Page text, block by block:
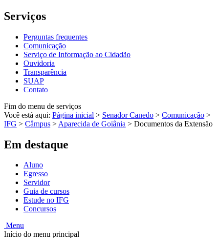
Serviços
Perguntas frequentes
Comunicação
Serviço de Informação ao Cidadão
Ouvidoria
Transparência
SUAP
Contato
Fim do menu de serviços
Você está aqui: Página inicial > Senador Canedo > Comunicação >
IFG > Câmpus > Aparecida de Goiânia > Documentos da Extensão
Em destaque
Aluno
Egresso
Servidor
Guia de cursos
Estude no IFG
Concursos
Menu
Início do menu principal